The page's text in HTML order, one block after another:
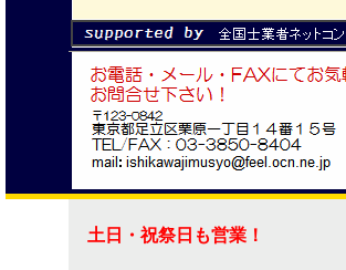
土日・祝祭日も営業！